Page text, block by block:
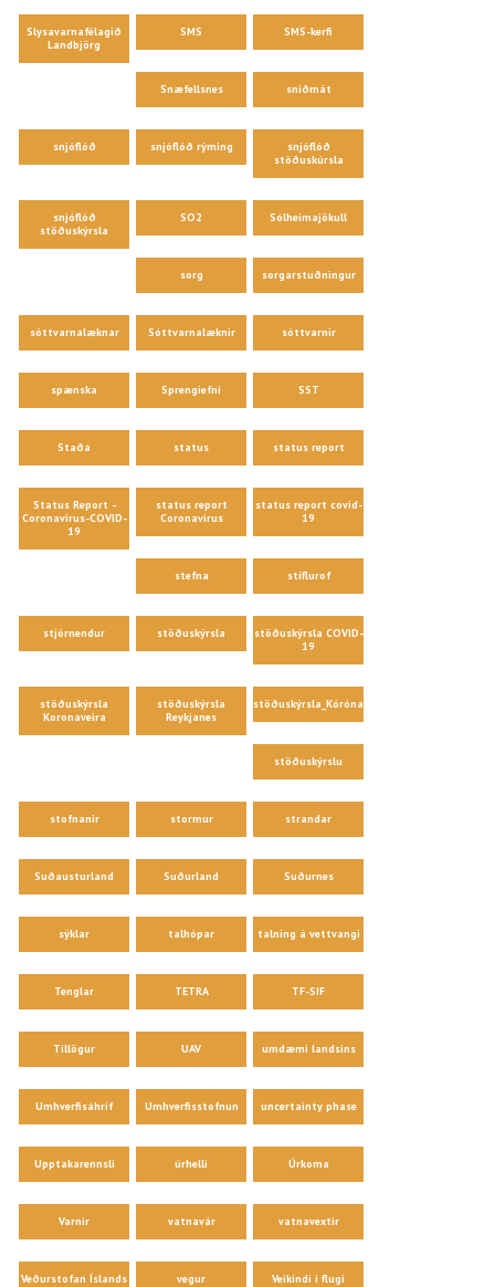
Slysavarnafélagið
Landbjörg
SMS SMS-kerfi
Snæfellsnes sniðmát
snjóflóð snjóflóð rýming
snjóflóð
stöðuskúrsla
snjóflóð
stöðuskýrsla
SO2 Sólheimajökull
sorg sorgarstuðningur
sóttvarnalæknar Sóttvarnalæknir sóttvarnir
spænska Sprengiefni SST
Staða status status report
Status Report -
Coronavirus-COVID-
19
status report
Coronavirus
status report covid-
19
stefna stíflurof
stjórnendur stöðuskýrsla
stöðuskýrsla COVID-
19
stöðuskýrsla
Koronaveira
stöðuskýrsla
Reykjanes
stöðuskýrsla_Kórónaveira
stöðuskýrslu
stofnanir stormur strandar
Suðausturland Suðurland Suðurnes
sýklar talhópar talning á vettvangi
Tenglar TETRA TF-SIF
Tillögur UAV umdæmi landsins
Umhverfisáhrif Umhverfisstofnun uncertainty phase
Upptakarennsli úrhelli Úrkoma
Varnir vatnavár vatnavextir
Veðurstofan Íslands vegur Veikindi í flugi